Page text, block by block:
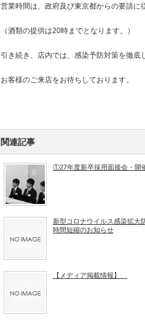
営業時間は、政府及び東京都からの要請に
（酒類の提供は20時までとなります。）
引き続き、店内では、感染予防対策を徹底
お客様のご来店をお待ちしております。
関連記事
①27年度新卒採用面接会・開
新型コロナウイルス感染拡大
時間短縮のお知らせ
【メディア掲載情報】